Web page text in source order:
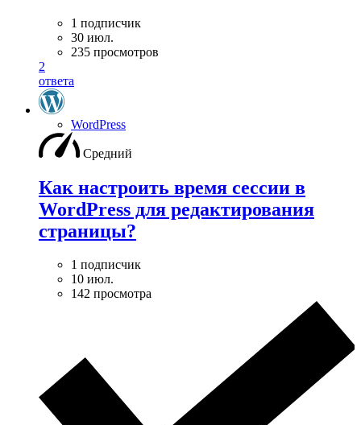
1 подписчик
30 июл.
235 просмотров
2
ответа
WordPress
Средний
Как настроить время сессии в
WordPress для редактирования
страницы?
1 подписчик
10 июл.
142 просмотра